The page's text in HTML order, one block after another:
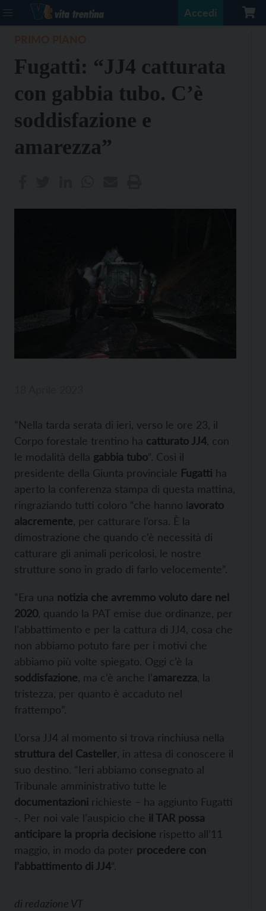
Accedi
Fugatti: “JJ4 catturata
con gabbia tubo. C’è
soddisfazione e
amarezza”
“Nella tarda serata di ieri, verso le ore 23, il
Corpo forestale trentino ha catturato JJ4, con
le modalità della gabbia tubo“. Così il
presidente della Giunta provinciale Fugatti ha
aperto la conferenza stampa di questa mattina,
ringraziando tutti coloro “che hanno lavorato
alacremente, per catturare l’orsa. È la
dimostrazione che quando c’è necessità di
catturare gli animali pericolosi, le nostre
strutture sono in grado di farlo velocemente”.
“Era una notizia che avremmo voluto dare nel
2020, quando la PAT emise due ordinanze, per
l’abbattimento e per la cattura di JJ4, cosa che
non abbiamo potuto fare per i motivi che
abbiamo più volte spiegato. Oggi c’è la
soddisfazione, ma c’è anche l’amarezza, la
tristezza, per quanto è accaduto nel
frattempo”.
L’orsa JJ4 al momento si trova rinchiusa nella
struttura del Casteller, in attesa di conoscere il
suo destino. “Ieri abbiamo consegnato al
Tribunale amministrativo tutte le
documentazioni richieste – ha aggiunto Fugatti
-. Per noi vale l’auspicio che il TAR possa
anticipare la propria decisione rispetto all’11
maggio, in modo da poter procedere con
l’abbattimento di JJ4“.
di redazione VT